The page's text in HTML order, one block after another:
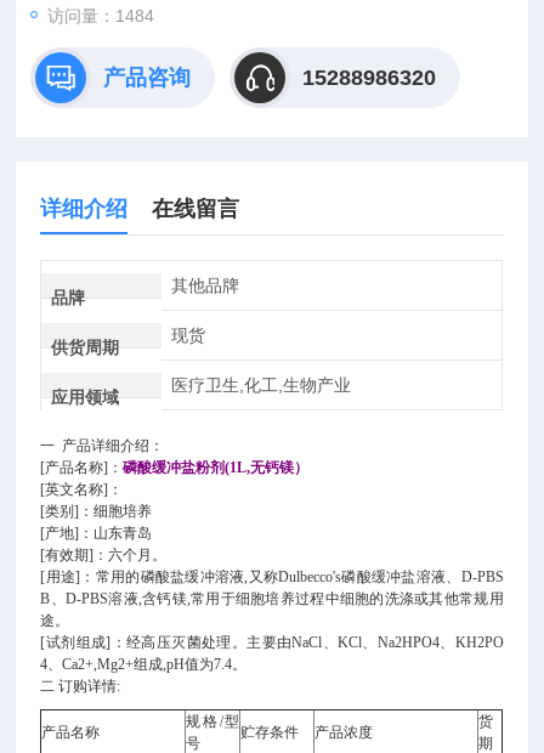
访问量：1484
产品咨询 15288986320
详细介绍 在线留言
品牌
其他品牌
供货周期
现货
应用领域
医疗卫生,化工,生物产业
一 产品详细介绍：
[产品名称]：磷酸缓冲盐粉剂(1L,无钙镁）
[英文名称]：
[类别]：细胞培养
[产地]：山东青岛
[有效期]：六个月。
[用途]：常用的磷酸盐缓冲溶液,又称Dulbecco's磷酸缓冲盐溶液、D-PBS
B、D-PBS溶液,含钙镁,常用于细胞培养过程中细胞的洗涤或其他常规用
途。
[试剂组成]：经高压灭菌处理。主要由NaCl、KCl、Na2HPO4、KH2PO
4、Ca2+,Mg2+组成,pH值为7.4。
二 订购详情:
产品名称
规格/型
号
贮存条件 产品浓度
货
期